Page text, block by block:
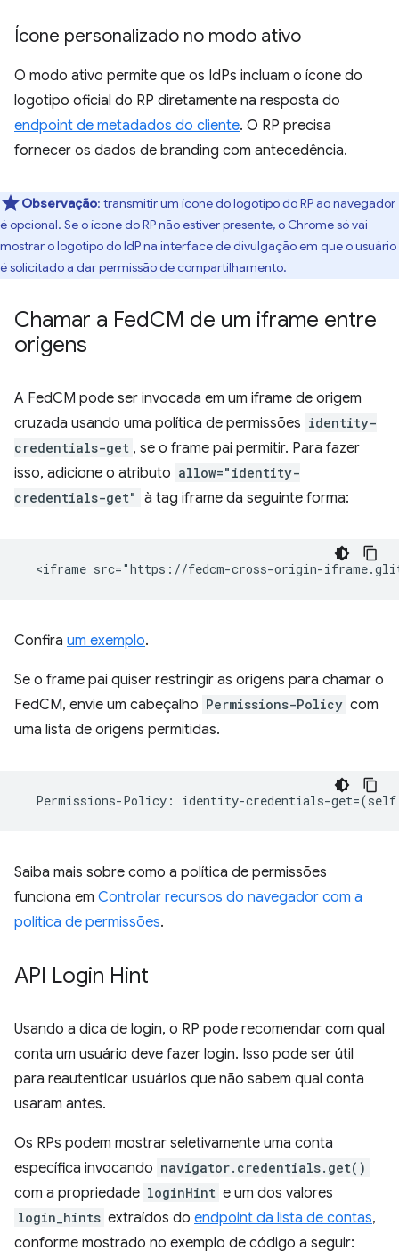
Ícone personalizado no modo ativo
O modo ativo permite que os IdPs incluam o ícone do
logotipo oficial do RP diretamente na resposta do
endpoint de metadados do cliente. O RP precisa
fornecer os dados de branding com antecedência.
Observação: transmitir um ícone do logotipo do RP ao navegador
é opcional. Se o ícone do RP não estiver presente, o Chrome só vai
mostrar o logotipo do IdP na interface de divulgação em que o usuário
é solicitado a dar permissão de compartilhamento.
Chamar a FedCM de um iframe entre
origens
A FedCM pode ser invocada em um iframe de origem
cruzada usando uma política de permissões identity-
credentials-get , se o frame pai permitir. Para fazer
isso, adicione o atributo allow="identity-
credentials-get" à tag iframe da seguinte forma:
Confira um exemplo.
Se o frame pai quiser restringir as origens para chamar o
FedCM, envie um cabeçalho Permissions-Policy com
uma lista de origens permitidas.
Permissions-Policy : identity-credentials-get=(self
Saiba mais sobre como a política de permissões
funciona em Controlar recursos do navegador com a
política de permissões.
API Login Hint
Usando a dica de login, o RP pode recomendar com qual
conta um usuário deve fazer login. Isso pode ser útil
para reautenticar usuários que não sabem qual conta
usaram antes.
Os RPs podem mostrar seletivamente uma conta
específica invocando navigator.credentials.get()
com a propriedade loginHint e um dos valores
login_hints extraídos do endpoint da lista de contas,
conforme mostrado no exemplo de código a seguir: